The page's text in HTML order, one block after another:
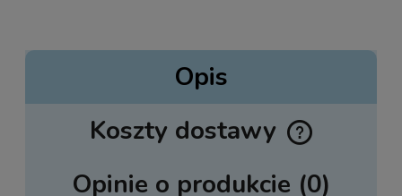
Opis
Koszty dostawy
Cena nie zawiera ewentualnych kosztów płatności
Opinie o produkcie (0)